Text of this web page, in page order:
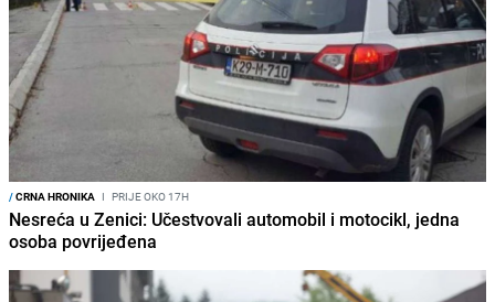
/CRNA HRONIKA I PRIJE OKO 17H
Nesreća u Zenici: Učestvovali automobil i motocikl, jedna
osoba povrijeđena